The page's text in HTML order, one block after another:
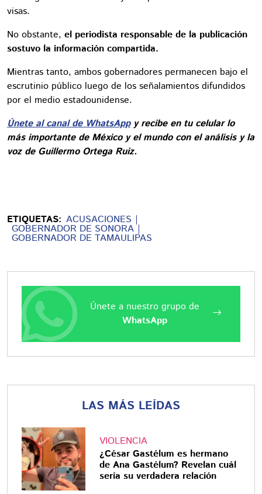
visas.
No obstante, el periodista responsable de la publicación
sostuvo la información compartida.
Mientras tanto, ambos gobernadores permanecen bajo el
escrutinio público luego de los señalamientos difundidos
por el medio estadounidense.
Únete al canal de WhatsAppy recibe en tu celular lo
más importante de México y el mundo con el análisis y la
voz de Guillermo Ortega Ruiz.
ETIQUETAS: ACUSACIONES
GOBERNADOR DE SONORA
GOBERNADOR DE TAMAULIPAS
Únete a nuestro grupo de
WhatsApp
LAS MÁS LEÍDAS
VIOLENCIA
¿César Gastélum es hermano
de Ana Gastélum? Revelan cuál
sería su verdadera relación